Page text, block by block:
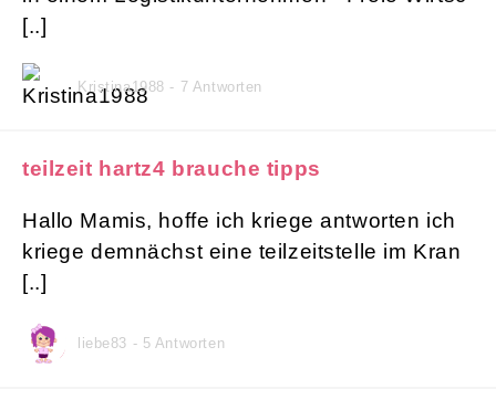
[..]
Kristina1988 - 7 Antworten
teilzeit hartz4 brauche tipps
Hallo Mamis, hoffe ich kriege antworten ich
kriege demnächst eine teilzeitstelle im Kran
[..]
liebe83 - 5 Antworten